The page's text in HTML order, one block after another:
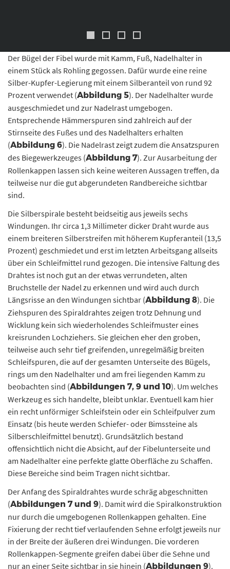
Der Bügel der Fibel wurde mit Kamm, Fuß, Nadelhalter in
einem Stück als Rohling gegossen. Dafür wurde eine reine
Silber-Kupfer-Legierung mit einem Silberanteil von rund 92
Prozent verwendet (Abbildung 5). Der Nadelhalter wurde
ausgeschmiedet und zur Nadelrast umgebogen.
Entsprechende Hämmerspuren sind zahlreich auf der
Stirnseite des Fußes und des Nadelhalters erhalten
(Abbildung 6). Die Nadelrast zeigt zudem die Ansatzspuren
des Biegewerkzeuges (Abbildung 7). Zur Ausarbeitung der
Rollenkappen lassen sich keine weiteren Aussagen treffen, da
teilweise nur die gut abgerundeten Randbereiche sichtbar
sind.
Die Silberspirale besteht beidseitig aus jeweils sechs
Windungen. Ihr circa 1,3 Millimeter dicker Draht wurde aus
einem breiteren Silberstreifen mit höherem Kupferanteil (13,5
Prozent) geschmiedet und erst im letzten Arbeitsgang allseits
über ein Schleifmittel rund gezogen. Die intensive Faltung des
Drahtes ist noch gut an der etwas verrundeten, alten
Bruchstelle der Nadel zu erkennen und wird auch durch
Längsrisse an den Windungen sichtbar (Abbildung 8). Die
Ziehspuren des Spiraldrahtes zeigen trotz Dehnung und
Wicklung kein sich wiederholendes Schleifmuster eines
kreisrunden Lochziehers. Sie gleichen eher den groben,
teilweise auch sehr tief greifenden, unregelmäßig breiten
Schleifspuren, die auf der gesamten Unterseite des Bügels,
rings um den Nadelhalter und am frei liegenden Kamm zu
beobachten sind (Abbildungen 7, 9 und 10). Um welches
Werkzeug es sich handelte, bleibt unklar. Eventuell kam hier
ein recht unförmiger Schleifstein oder ein Schleifpulver zum
Einsatz (bis heute werden Schiefer- oder Bimssteine als
Silberschleifmittel benutzt). Grundsätzlich bestand
offensichtlich nicht die Absicht, auf der Fibelunterseite und
am Nadelhalter eine perfekte glatte Oberfläche zu Schaffen.
Diese Bereiche sind beim Tragen nicht sichtbar.
Der Anfang des Spiraldrahtes wurde schräg abgeschnitten
(Abbildungen 7 und 9). Damit wird die Spiralkonstruktion
nur durch die umgebogenen Rollenkappen gehalten. Eine
Fixierung der recht tief verlaufenden Sehne erfolgt jeweils nur
in der Breite der äußeren drei Windungen. Die vorderen
Rollenkappen-Segmente greifen dabei über die Sehne und
nur an einer Seite sichtbar in sie hinein (Abbildungen 9).